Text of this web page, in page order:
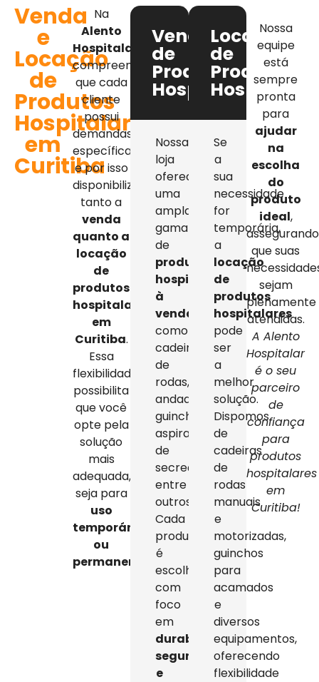
Venda
e
Locação
de
Produtos
Hospitalares
em
Curitiba
Na
Alento
Hospitalar
compreendemos
que cada
cliente
possui
demandas
específicas,
e por isso
disponibilizamos
tanto a
venda
quanto a
locação
de
produtos
hospitalares
em
Curitiba.
Essa
flexibilidade
possibilita
que você
opte pela
solução
mais
adequada,
seja para
uso
temporário
ou
permanente
Venda
de
Produtos
Hospitalares
Nossa
loja
oferece
uma
ampla
gama
de
produtos
hospitalares
à
venda
como
cadeiras
de
rodas,
andadores,
guinchos,
aspiradores
de
secreção,
entre
outros.
Cada
produto
é
escolhido
com
foco
em
durabilidade,
segurança
e
Locação
de
Produtos
Se
a
sua
necessidade
for
temporária,
a
locação
de
produtos
hospitalares
pode
ser
a
melhor
solução.
Dispomos
de
cadeiras
de
rodas
manuais
e
motorizadas,
guinchos
para
acamados
e
diversos
equipamentos,
oferecendo
flexibilidade
Nossa
equipe
está
sempre
pronta
para
ajudar
na
escolha
do
produto
ideal,
assegurando
que suas
sejam
plenamente
atendidas.
A Alento
Hospitalar
é o seu
parceiro
de
confiança
para
produtos
hospitalares
em
Curitiba!